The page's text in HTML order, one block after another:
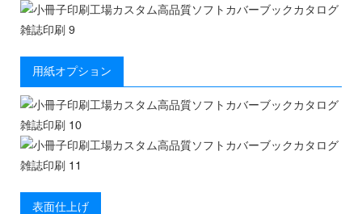
用紙オプション
表面仕上げ